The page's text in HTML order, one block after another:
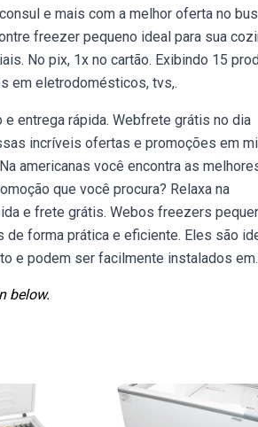
e mais com a melhor oferta no
freezer pequeno ideal para sua
No pix, 1x no cartão. Exibindo 15
em eletrodomésticos, tvs,.
entrega rápida. Webfrete grátis no dia
incríveis ofertas e promoções em
americanas você encontra as
que você procura? Relaxa na
e frete grátis. Webos freezers
de forma prática e eficiente. Eles são
e podem ser facilmente instalados em.
below.